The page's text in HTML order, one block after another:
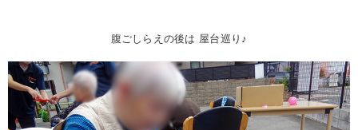
腹ごしらえの後は 屋台巡り♪